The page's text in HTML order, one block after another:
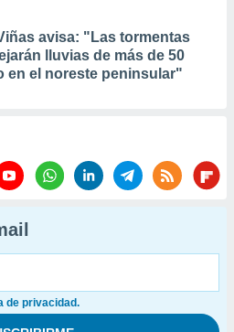
avisa: "Las tormentas
lluvias de más de 50
en el noreste peninsular"
de privacidad.